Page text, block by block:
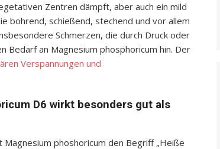
Zentren dämpft, aber auch ein mild
bohrend, schießend, stechend und vor allem
Schmerzen, die durch Druck oder
an Magnesium phosphoricum hin. Der
Verspannungen und
D6 wirkt besonders gut als
phoshoricum den Begriff „Heiße